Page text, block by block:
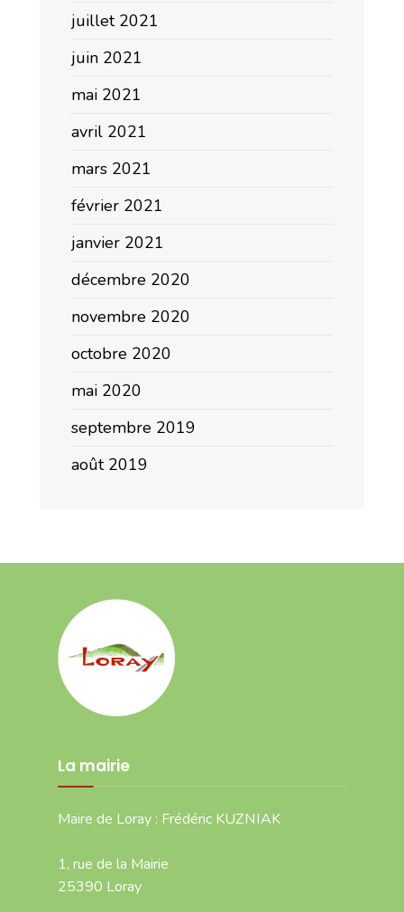
juillet 2021
juin 2021
mai 2021
avril 2021
mars 2021
février 2021
janvier 2021
décembre 2020
novembre 2020
octobre 2020
mai 2020
septembre 2019
août 2019
La mairie
Maire de Loray : Frédéric KUZNIAK
1, rue de la Mairie
25390 Loray